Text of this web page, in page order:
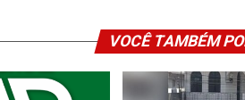
VOCÊ TAMBÉM